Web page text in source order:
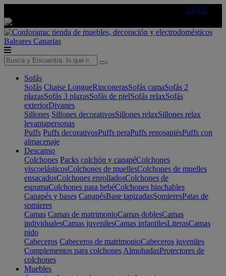
AQUÍ
Baleares Canarias
Sofás
Sofás Chaise LongueRinconerasSofás camaSofás 2
plazasSofás 3 plazasSofás de pielSofás relaxSofás
exteriorDivanes
Sillones Sillones decorativosSillones relaxSillones relax
levantapersonas
Puffs Puffs decorativosPuffs peraPuffs reposapiésPuffs con
almacenaje
Descanso
Colchones Packs colchón y canapéColchones
viscoelásticosColchones de muellesColchones de muelles
ensacadosColchones enrolladosColchones de
espumaColchones para bebéColchones hinchables
Canapés y bases CanapésBase tapizadasSomieresPatas de
somieres
Camas Camas de matrimonioCamas doblesCamas
individualesCamas juvenilesCamas infantilesLiterasCamas
nido
Cabeceros Cabeceros de matrimonioCabeceros juveniles
Complementos para colchones AlmohadasProtectores de
colchones
Muebles